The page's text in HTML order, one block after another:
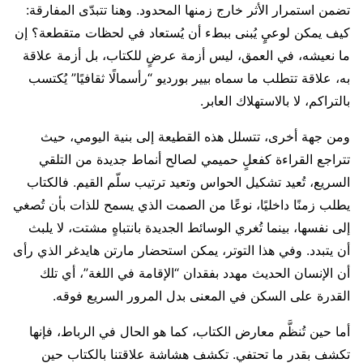
تضمن استمرار الأثر خارج زمنها المحدود. وهنا تتبدّى المفارقة:
كيف يمكن لوعيٍ يُبنى ببطء أن يُستعاد في لحظات متقطعة؟ إن
ما نعيشه، في العمق، ليس أزمة عرضٍ للكتاب، بل أزمة علاقة
به، علاقة تتطلب ما سماه بيير بورديو “رأسمالًا ثقافيًا” يُكتسب
بالتراكم، لا بالاستهلاك العابر.
ومن جهة أخرى، تتسلل هذه القطيعة إلى بنية اليومي، حيث
تتراجع القراءة كفعلٍ حميمي لصالح أنماط جديدة من التلقي
السريع، تُعيد تشكيل الحواس وتعيد ترتيب سلّم القيم. فالكتاب
يطلب زمنًا داخليًا، نوعًا من الصمت الذي يسمح للذات بأن تُصغي
إلى نفسها، بينما تُغري الوسائط الجديدة بانتباهٍ مشتت، لا يلبث
أن يتبدد. وفي هذا التوتر، يمكن استحضار مارتن هايدغر الذي رأى
أن الإنسان الحديث مهدد بفقدان “الإقامة في اللغة”، أي تلك
القدرة على السكن في المعنى بدل المرور السريع فوقه.
أما حين تُنظَّم معارض الكتاب، كما هو الحال في الرباط، فإنها
تكشف بقدر ما تحتفي. تكشف هشاشة علاقتنا بالكتاب حين